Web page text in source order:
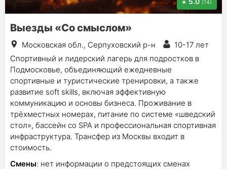
(14)
Выезды «Со смыслом»
Московская обл., Серпуховский р-н
10-17 лет
Спортивный и лидерский лагерь для подростков в
Подмосковье, объединяющий ежедневные
спортивные и туристические тренировки, а также
развитие soft skills, включая эффективную
коммуникацию и основы бизнеса. Проживание в
трёхместных номерах, питание по системе «шведский
стол», бассейн со SPA и профессиональная спортивная
инфраструктура. Трансфер из Москвы входит в
стоимость.
Смены: нет информации о предстоящих сменах